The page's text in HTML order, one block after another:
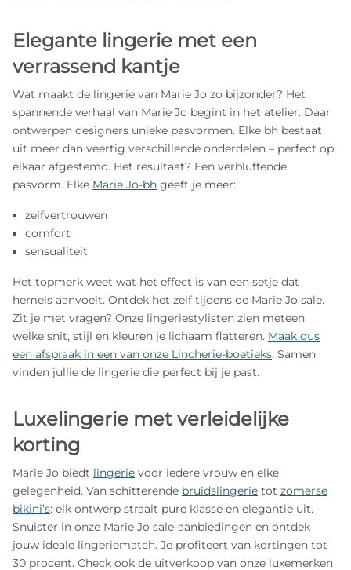
Elegante lingerie met een
verrassend kantje
Wat maakt de lingerie van Marie Jo zo bijzonder? Het
spannende verhaal van Marie Jo begint in het atelier. Daar
ontwerpen designers unieke pasvormen. Elke bh bestaat
uit meer dan veertig verschillende onderdelen – perfect op
elkaar afgestemd. Het resultaat? Een verbluffende
pasvorm. Elke Marie Jo-bh geeft je meer:
zelfvertrouwen
comfort
sensualiteit
Het topmerk weet wat het effect is van een setje dat
hemels aanvoelt. Ontdek het zelf tijdens de Marie Jo sale.
Zit je met vragen? Onze lingeriestylisten zien meteen
welke snit, stijl en kleuren je lichaam flatteren. Maak dus
een afspraak in een van onze Lincherie-boetieks. Samen
vinden jullie de lingerie die perfect bij je past.
Luxelingerie met verleidelijke
korting
Marie Jo biedt lingerie voor iedere vrouw en elke
gelegenheid. Van schitterende bruidslingerie tot zomerse
bikini’s: elk ontwerp straalt pure klasse en elegantie uit.
Snuister in onze Marie Jo sale-aanbiedingen en ontdek
jouw ideale lingeriematch. Je profiteert van kortingen tot
30 procent. Check ook de uitverkoop van onze luxemerken